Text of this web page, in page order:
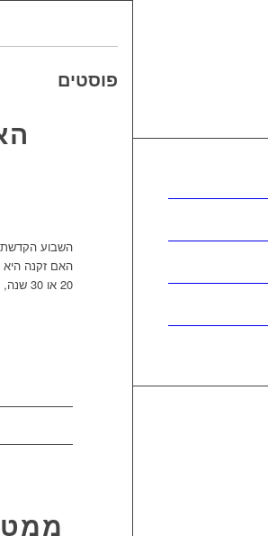
פוסטים
השבוע
האם זקנה היא
20 או 30 שנה, רוב מכריע של רופאים וחוקרים היה אומר ‘ודאי שמדובר בתהליך נורמלי וטבעי’. […]